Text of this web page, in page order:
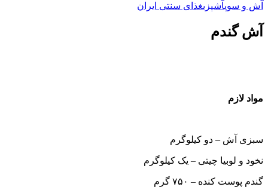
آش و سوپآشپزیغذای سنتی ایران
آش گندم
مواد لازم
سبزی آش – دو کیلوگرم
نخود و لوبیا چیتی – یک کیلوگرم
گندم پوست کنده – ۷۵۰ گرم